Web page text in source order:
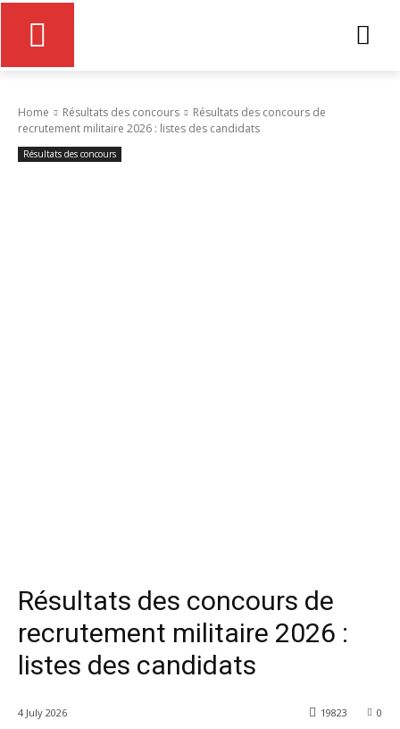
Home Résultats des concours
Résultats des concours de
recrutement militaire 2026 : listes des candidats
Résultats des concours
Résultats des concours de
recrutement militaire 2026 :
listes des candidats
4 July 2026 0
19823